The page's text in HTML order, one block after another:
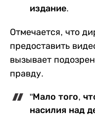
издание.
Отмечается, что
предоставить
вызывает
правду.
"Мало того,
насилия над